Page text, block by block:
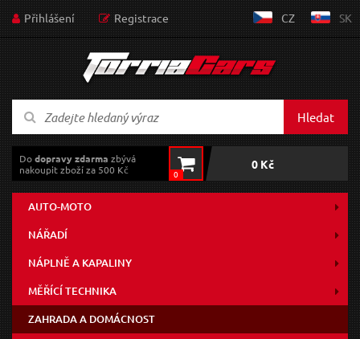
Přihlášení Registrace CZ SK
Hledat
Dodopravy zdarma zbývá
nakoupit zboží za 500 Kč
0
0 Kč
AUTO-MOTO
NÁŘADÍ
NÁPLNĚ A KAPALINY
MĚŘÍCÍ TECHNIKA
ZAHRADA A DOMÁCNOST